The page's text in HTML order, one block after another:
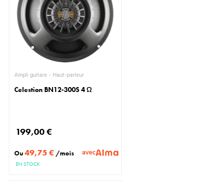
Ampli guitare - Haut-parleur
Celestion BN12-300S 4 Ω
199,00 €
Ou49,75 € /mois avec
EN STOCK